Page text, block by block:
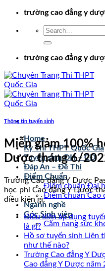
Chuyểntrường cao đẳng y
trường cao đẳng y
Home
Kỳ Thi THPT Quốc Gia
Tuyển sinh ĐH – CĐ
Đáp Án – Đề Thi
Điểm Chuẩn
Điểm chuẩn Đại
Điểm chuẩn Cao
Ngành nghề
Góc Sinh viên
Cẩm nang sức
Thông tin tuyển sinh
Miễn giảm 100%
Dược tháng 6/
Trường Cao đẳng Y Dược
học phí Cao đẳng Y Dược
điều kiện gì.
Điều kiện áp dụng
là gì?
Hồ sơ tuyển sinh Liên
như thế nào?
Trường Cao đẳng Y
Cao đẳng Y Dược năm